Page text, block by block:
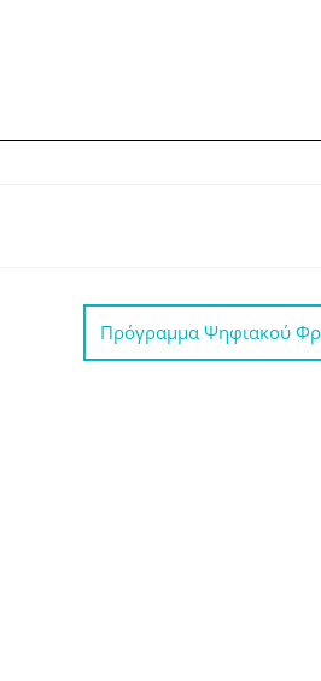
Πρόγραμμα Ψηφιακού